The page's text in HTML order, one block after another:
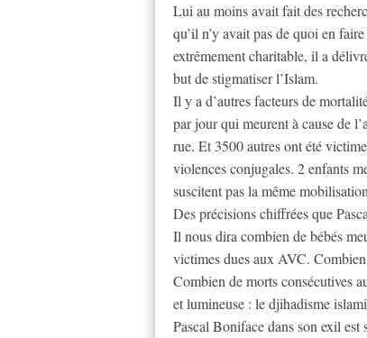
Lui au moins avait fait des
qu’il n’y avait pas de quoi en
extrêmement charitable, il a
but de stigmatiser l’Islam.
Il y a d’autres facteurs de
par jour qui meurent à cause de
rue. Et 3500 autres ont été
violences conjugales. 2 enfants
suscitent pas la même
Des précisions chiffrées que
Il nous dira combien de bébés
victimes dues aux AVC. Combien
Combien de morts consécutives
et lumineuse : le djihadisme
Pascal Boniface dans son exil